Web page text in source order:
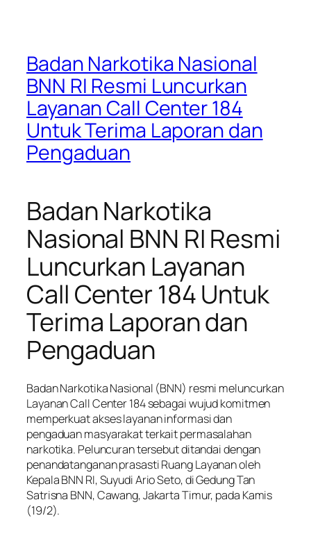
Badan Narkotika Nasional
BNN RI Resmi Luncurkan
Layanan Call Center 184
Untuk Terima Laporan dan
Pengaduan
Badan Narkotika
Nasional BNN RI Resmi
Luncurkan Layanan
Call Center 184 Untuk
Terima Laporan dan
Pengaduan
Badan Narkotika Nasional (BNN) resmi meluncurkan
Layanan Call Center 184 sebagai wujud komitmen
memperkuat akses layanan informasi dan
pengaduan masyarakat terkait permasalahan
narkotika. Peluncuran tersebut ditandai dengan
penandatanganan prasasti Ruang Layanan oleh
Kepala BNN RI, Suyudi Ario Seto, di Gedung Tan
Satrisna BNN, Cawang, Jakarta Timur, pada Kamis
(19/2).